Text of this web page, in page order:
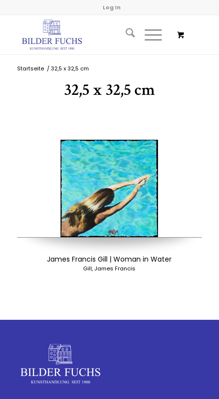
Log In
Startseite / 32,5 x 32,5 cm
32,5 x 32,5 cm
James Francis Gill | Woman in Water
Gill, James Francis